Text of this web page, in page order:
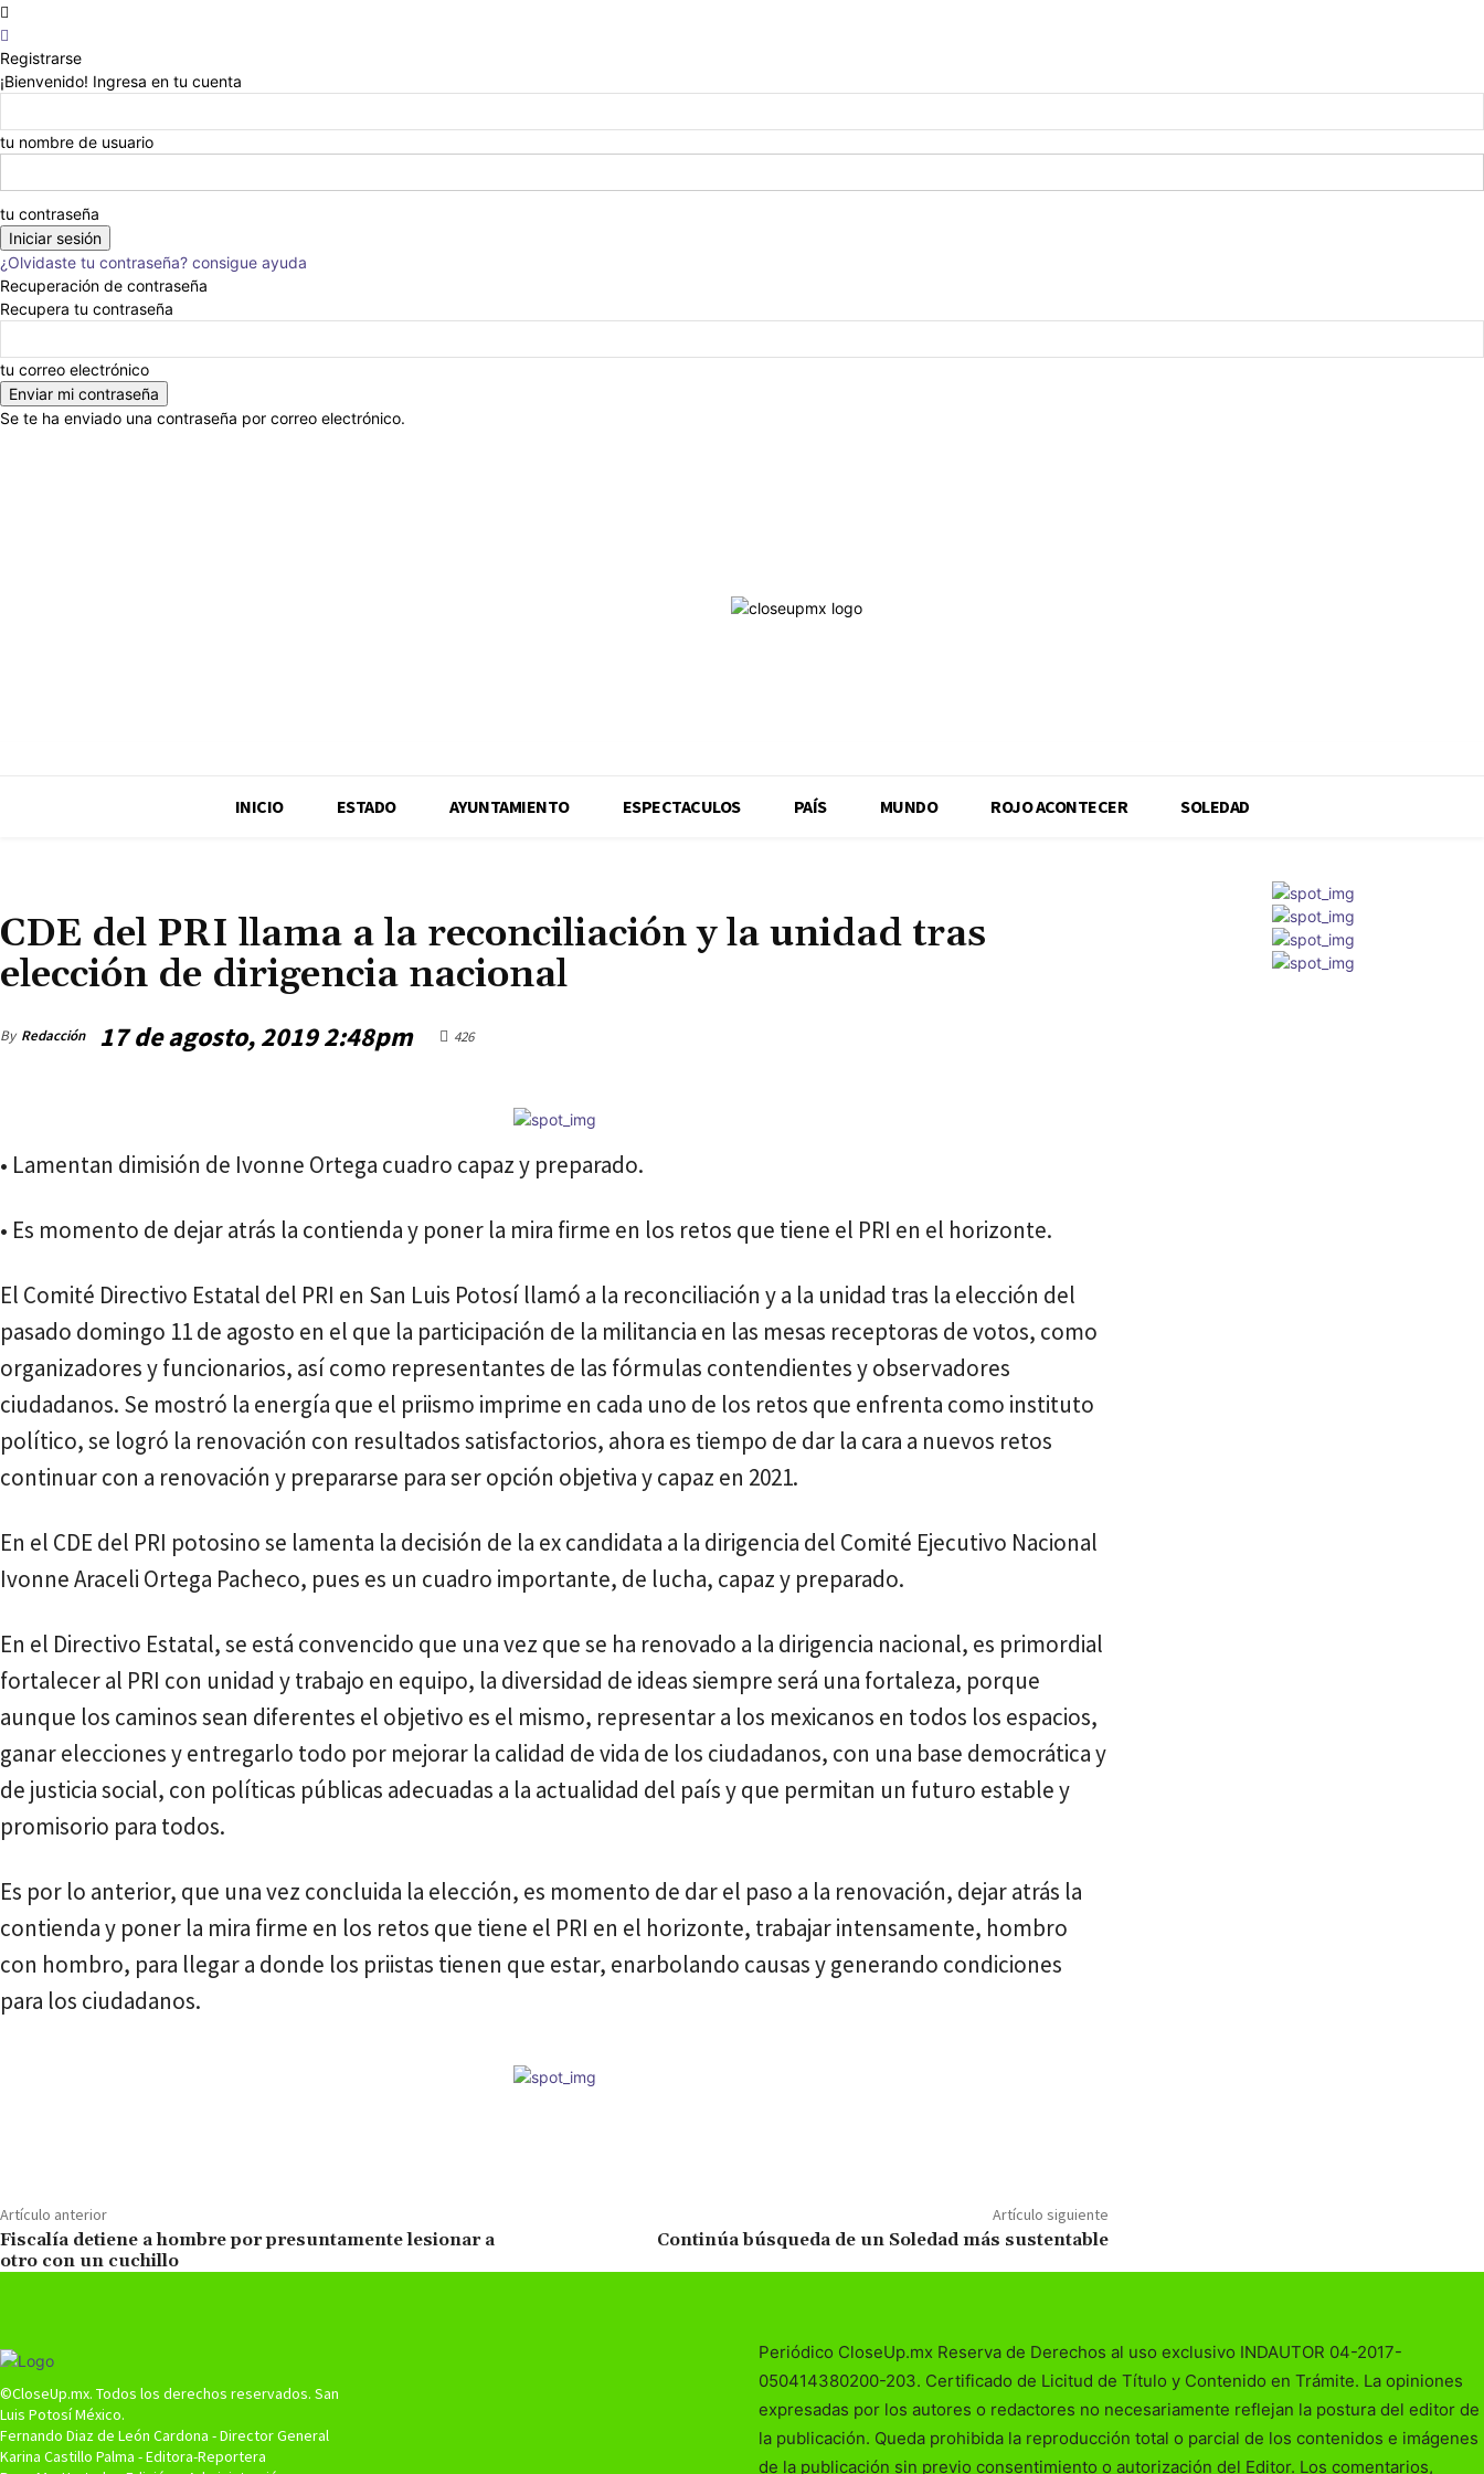
Registrarse
¡Bienvenido! Ingresa en tu cuenta
tu nombre de usuario
tu contraseña
¿Olvidaste tu contraseña? consigue ayuda
Recuperación de contraseña
Recupera tu contraseña
tu correo electrónico
Se te ha enviado una contraseña por correo electrónico.
INICIO ESTADO AYUNTAMIENTO ESPECTACULOS PAÍS MUNDO ROJO ACONTECER SOLEDAD
CDE del PRI llama a la reconciliación y la unidad tras
elección de dirigencia nacional
By Redacción 17 de agosto, 2019 2:48pm 426
• Lamentan dimisión de Ivonne Ortega cuadro capaz y preparado.
• Es momento de dejar atrás la contienda y poner la mira firme en los retos que tiene el PRI en el horizonte.
El Comité Directivo Estatal del PRI en San Luis Potosí llamó a la reconciliación y a la unidad tras la elección del
pasado domingo 11 de agosto en el que la participación de la militancia en las mesas receptoras de votos, como
organizadores y funcionarios, así como representantes de las fórmulas contendientes y observadores
ciudadanos. Se mostró la energía que el priismo imprime en cada uno de los retos que enfrenta como instituto
político, se logró la renovación con resultados satisfactorios, ahora es tiempo de dar la cara a nuevos retos
continuar con a renovación y prepararse para ser opción objetiva y capaz en 2021.
En el CDE del PRI potosino se lamenta la decisión de la ex candidata a la dirigencia del Comité Ejecutivo Nacional
Ivonne Araceli Ortega Pacheco, pues es un cuadro importante, de lucha, capaz y preparado.
En el Directivo Estatal, se está convencido que una vez que se ha renovado a la dirigencia nacional, es primordial
fortalecer al PRI con unidad y trabajo en equipo, la diversidad de ideas siempre será una fortaleza, porque
aunque los caminos sean diferentes el objetivo es el mismo, representar a los mexicanos en todos los espacios,
ganar elecciones y entregarlo todo por mejorar la calidad de vida de los ciudadanos, con una base democrática y
de justicia social, con políticas públicas adecuadas a la actualidad del país y que permitan un futuro estable y
promisorio para todos.
Es por lo anterior, que una vez concluida la elección, es momento de dar el paso a la renovación, dejar atrás la
contienda y poner la mira firme en los retos que tiene el PRI en el horizonte, trabajar intensamente, hombro
con hombro, para llegar a donde los priistas tienen que estar, enarbolando causas y generando condiciones
para los ciudadanos.
Artículo anterior
Fiscalía detiene a hombre por presuntamente lesionar a
otro con un cuchillo
Artículo siguiente
Continúa búsqueda de un Soledad más sustentable
©CloseUp.mx. Todos los derechos reservados. San
Luis Potosí México.
Fernando Diaz de León Cardona - Director General
Karina Castillo Palma - Editora-Reportera
Periódico CloseUp.mx Reserva de Derechos al uso exclusivo INDAUTOR 04-2017-
050414380200-203. Certificado de Licitud de Título y Contenido en Trámite. La opiniones
expresadas por los autores o redactores no necesariamente reflejan la postura del editor de
la publicación. Queda prohibida la reproducción total o parcial de los contenidos e imágenes
de la publicación sin previo consentimiento o autorización del Editor. Los comentarios,